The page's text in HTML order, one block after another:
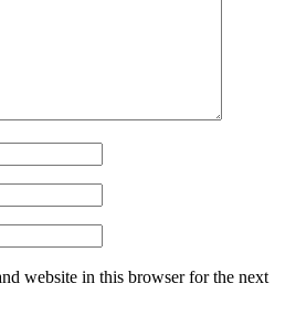
website in this browser for the next